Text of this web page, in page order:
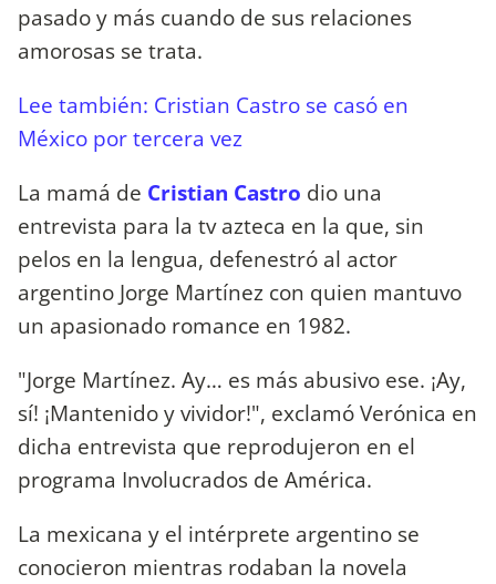
pasado y más cuando de sus relaciones
amorosas se trata.
Lee también: Cristian Castro se casó en
México por tercera vez
La mamá de Cristian Castro dio una
entrevista para la tv azteca en la que, sin
pelos en la lengua, defenestró al actor
argentino Jorge Martínez con quien mantuvo
un apasionado romance en 1982.
"Jorge Martínez. Ay… es más abusivo ese. ¡Ay,
sí! ¡Mantenido y vividor!", exclamó Verónica en
dicha entrevista que reprodujeron en el
programa Involucrados de América.
La mexicana y el intérprete argentino se
conocieron mientras rodaban la novela